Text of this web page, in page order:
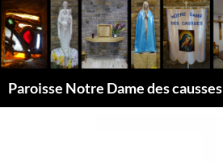
Aller
au
contenu
Paroisse Notre Dame des causses